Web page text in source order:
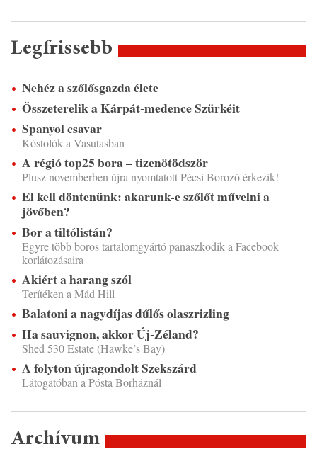
Legfrissebb
Nehéz a szőlősgazda élete
Összeterelik a Kárpát-medence Szürkéit
Spanyol csavar
Kóstolók a Vasutasban
A régió top25 bora – tizenötödször
Plusz novemberben újra nyomtatott Pécsi Borozó érkezik!
El kell döntenünk: akarunk-e szőlőt művelni a
jövőben?
Bor a tiltólistán?
Egyre több boros tartalomgyártó panaszkodik a Facebook
korlátozásaira
Akiért a harang szól
Terítéken a Mád Hill
Balatoni a nagydíjas dűlős olaszrizling
Ha sauvignon, akkor Új-Zéland?
Shed 530 Estate (Hawke’s Bay)
A folyton újragondolt Szekszárd
Látogatóban a Pósta Borháznál
Archívum